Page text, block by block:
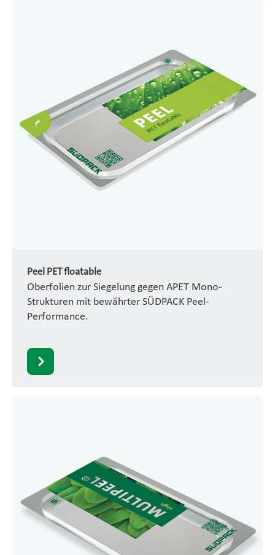
Peel PET floatable
Oberfolien zur Siegelung gegen APET Mono-
Strukturen mit bewährter SÜDPACK Peel-
Performance.